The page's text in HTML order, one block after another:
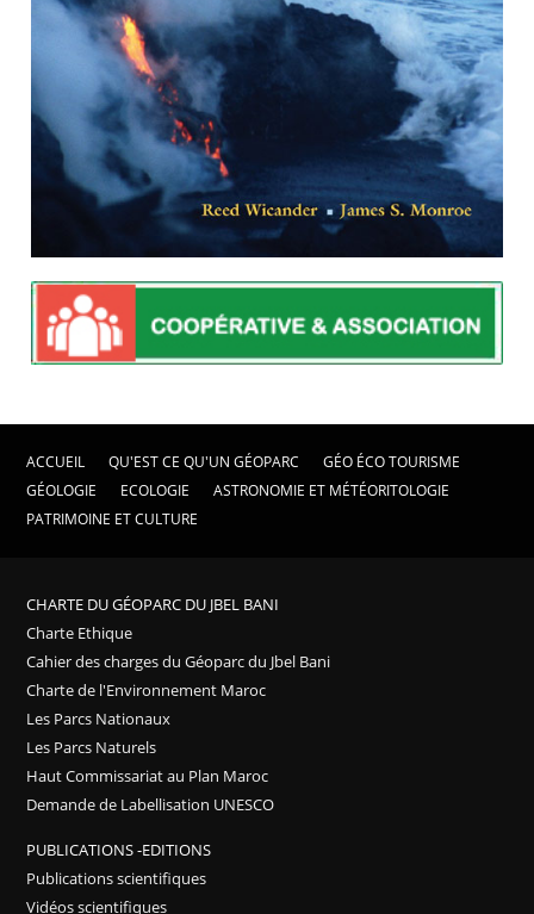
ACCUEIL QU'EST CE QU'UN GÉOPARC
GÉO ÉCO TOURISME
GÉOLOGIE
ECOLOGIE
ASTRONOMIE ET MÉTÉORITOLOGIE
PATRIMOINE ET CULTURE
CHARTE DU GÉOPARC DU JBEL BANI
Charte Ethique
Cahier des charges du Géoparc du Jbel Bani
Charte de l'Environnement Maroc
Les Parcs Nationaux
Les Parcs Naturels
Haut Commissariat au Plan Maroc
Demande de Labellisation UNESCO
PUBLICATIONS -EDITIONS
Publications scientifiques
Vidéos scientifiques